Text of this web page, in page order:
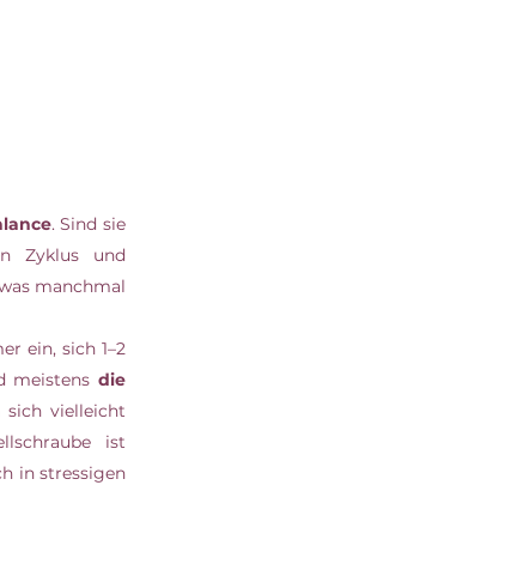
. Sind sie
Zyklus und
manchmal
ein, sich 1–2
meistens die
vielleicht
ist
in stressigen